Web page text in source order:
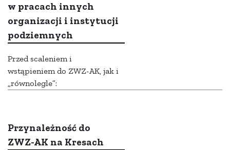
w pracach innych
organizacji i instytucji
podziemnych
Przed scaleniem i
wstąpieniem do ZWZ-AK, jak i
„równolegle”:
Przynależność do
ZWZ-AK na Kresach